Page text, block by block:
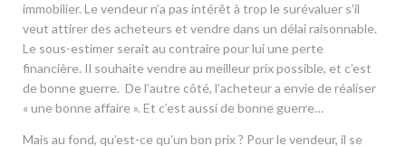
immobilier. Le vendeur n’a pas intérêt à trop le surévaluer s’il
veut attirer des acheteurs et vendre dans un délai raisonnable.
Le sous-estimer serait au contraire pour lui une perte
financière. Il souhaite vendre au meilleur prix possible, et c’est
de bonne guerre. De l’autre côté, l’acheteur a envie de réaliser
« une bonne affaire ». Et c’est aussi de bonne guerre…
Mais au fond, qu’est-ce qu’un bon prix ? Pour le vendeur, il se